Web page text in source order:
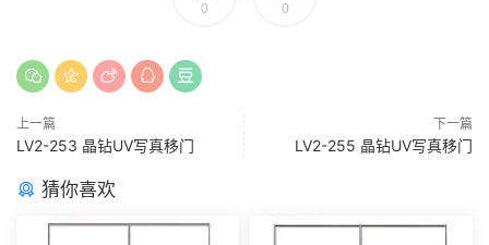
0 0
上一篇
LV2-253 晶钻UV写真移门
下一篇
LV2-255 晶钻UV写真移门
猜你喜欢